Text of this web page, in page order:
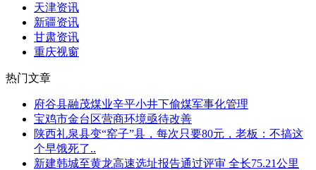
天津资讯
新疆资讯
甘肃资讯
重庆视窗
热门文章
府谷县融茂煤业辛平小井下偷煤军事化管理
宝鸡市金台区营商环境亟待改善
陕西礼泉县变“窑子”县，每次只要80元，老板：不搞这
个早饿死了..
新建韩城至黄龙高速选址报告通过评审 全长75.21公里